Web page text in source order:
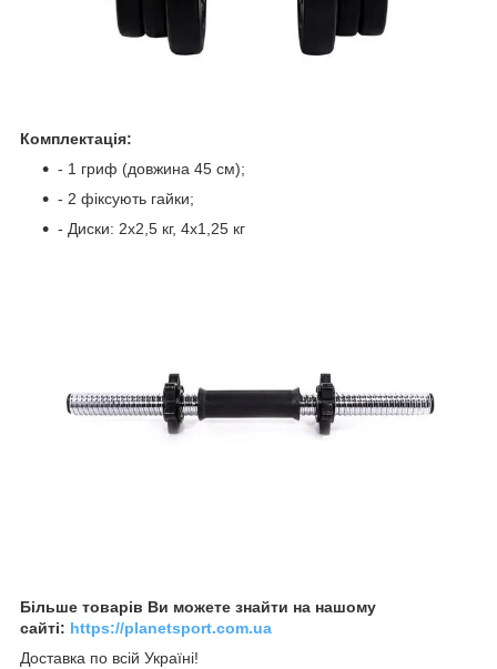
Комплектація:
- 1 гриф (довжина 45 см);
- 2 фіксують гайки;
- Диски: 2х2,5 кг, 4х1,25 кг
Більше товарів Ви можете знайти на нашому
сайті: https://planetsport.com.ua
Доставка по всій Україні!